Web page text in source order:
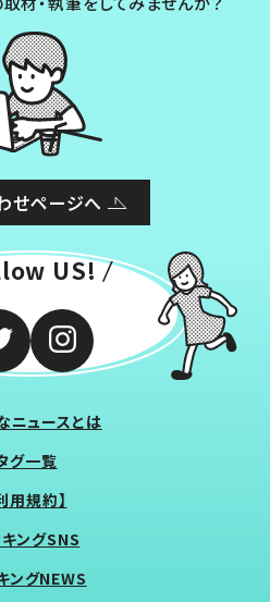
せページへ
US!
ニュースとは
グ一覧
用規約】
ングSNS
ングNEWS